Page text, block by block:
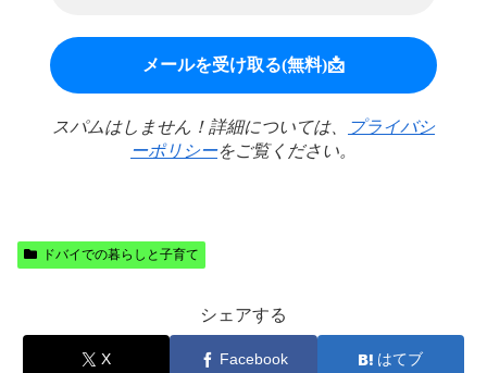
スパムはしません！詳細については、
プライバシ
ーポリシーをご覧ください。
ドバイでの暮らしと子育て
シェアする
X Facebook はてブ